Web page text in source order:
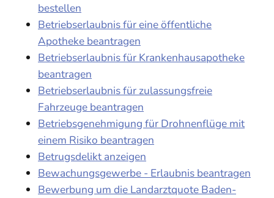
bestellen
Betriebserlaubnis für eine öffentliche
Apotheke beantragen
Betriebserlaubnis für Krankenhausapotheke
beantragen
Betriebserlaubnis für zulassungsfreie
Fahrzeuge beantragen
Betriebsgenehmigung für Drohnenflüge mit
einem Risiko beantragen
Betrugsdelikt anzeigen
Bewachungsgewerbe - Erlaubnis beantragen
Bewerbung um die Landarztquote Baden-